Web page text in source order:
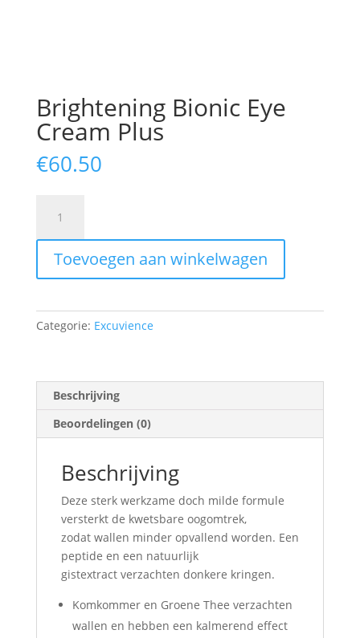
Brightening Bionic Eye
Cream Plus
€60.50
Bionic
Eye
Cream
Plus
Toevoegen aan winkelwagen
Categorie: Excuvience
Beschrijving
Beoordelingen (0)
Beschrijving
Deze sterk werkzame doch milde formule
versterkt de kwetsbare oogomtrek,
zodat wallen minder opvallend worden. Een
peptide en een natuurlijk
gistextract verzachten donkere kringen.
Komkommer en Groene Thee verzachten
wallen en hebben een kalmerend effect